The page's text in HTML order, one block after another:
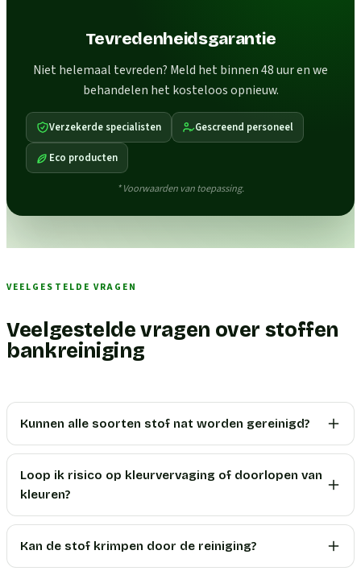
Tevredenheidsgarantie
Niet helemaal tevreden? Meld het binnen 48 uur en we
behandelen het kosteloos opnieuw.
Verzekerde specialisten Gescreend personeel
Eco producten
* Voorwaarden van toepassing.
VEELGESTELDE VRAGEN
Veelgestelde vragen over stoffen
bankreiniging
Kunnen alle soorten stof nat worden gereinigd?
Loop ik risico op kleurvervaging of doorlopen van
kleuren?
Kan de stof krimpen door de reiniging?